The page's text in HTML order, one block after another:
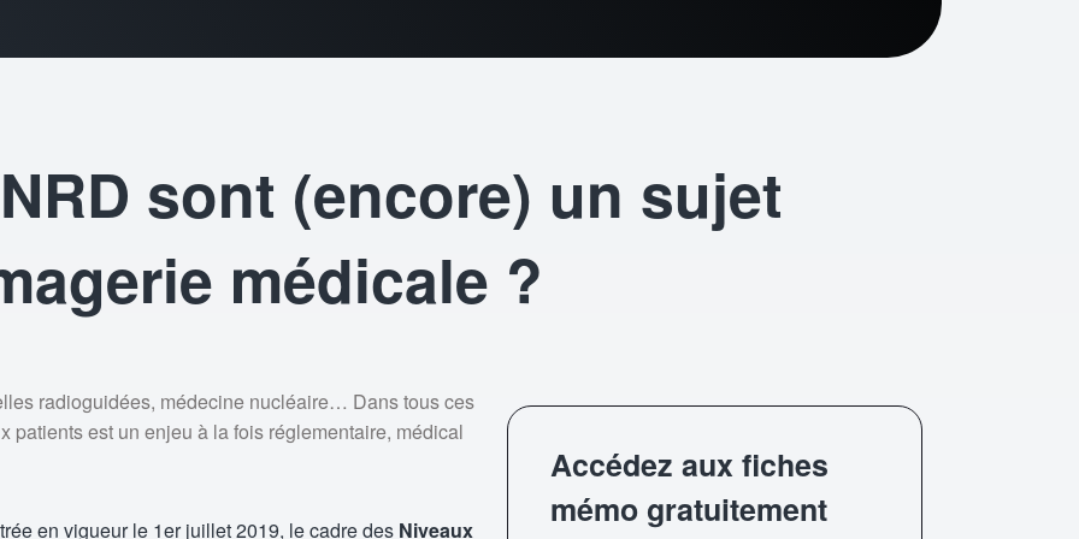
sont (encore) un sujet
médicale ?
radioguidées, médecine nucléaire… Dans tous ces
patients est un enjeu à la fois réglementaire, médical
en vigueur le 1er juillet 2019, le cadre des Niveaux
Accédez aux fiches
mémo gratuitement